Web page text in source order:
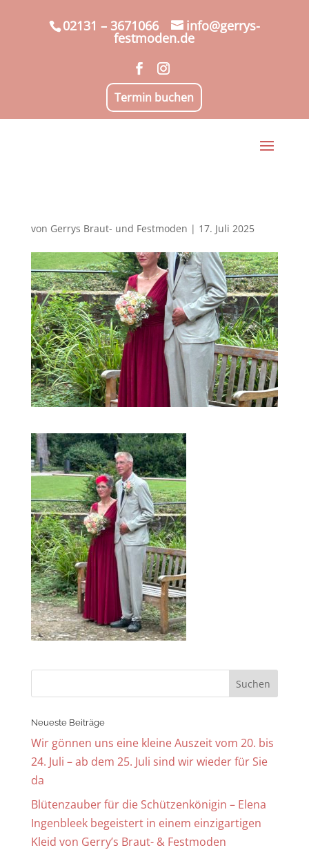
02131 – 3671066 info@gerrys-
festmoden.de
Termin buchen
von Gerrys Braut- und Festmoden | 17. Juli 2025
Neueste Beiträge
Wir gönnen uns eine kleine Auszeit vom 20. bis
24. Juli – ab dem 25. Juli sind wir wieder für Sie
da
Blütenzauber für die Schützenkönigin – Elena
Ingenbleek begeistert in einem einzigartigen
Kleid von Gerry’s Braut- & Festmoden